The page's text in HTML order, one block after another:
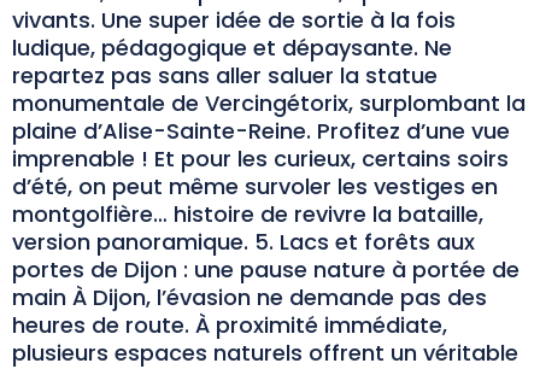
vivants. Une super idée de sortie à la fois
ludique, pédagogique et dépaysante. Ne
repartez pas sans aller saluer la statue
monumentale de Vercingétorix, surplombant la
plaine d’Alise-Sainte-Reine. Profitez d’une vue
imprenable ! Et pour les curieux, certains soirs
d’été, on peut même survoler les vestiges en
montgolfière… histoire de revivre la bataille,
version panoramique. 5. Lacs et forêts aux
portes de Dijon : une pause nature à portée de
main À Dijon, l’évasion ne demande pas des
heures de route. À proximité immédiate,
plusieurs espaces naturels offrent un véritable